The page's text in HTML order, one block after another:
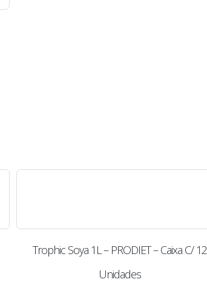
Trophic Soya 1L – PRODIET – Caixa C/ 12
Unidades